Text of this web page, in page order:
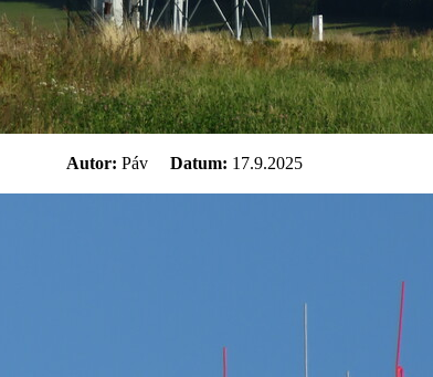
Autor: Páv Datum: 17.9.2025